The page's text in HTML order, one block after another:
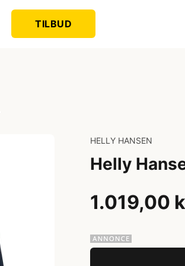
TILBUD
HELLY HANSEN
Helly
1.019,00